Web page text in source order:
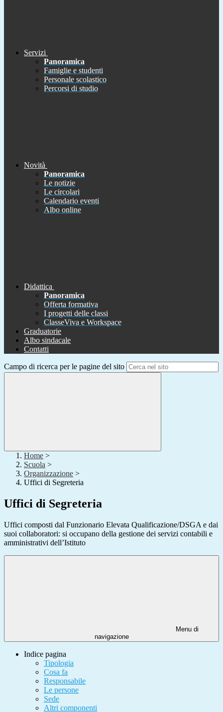
Servizi
Panoramica
Famiglie e studenti
Personale scolastico
Percorsi di studio
Novità
Panoramica
Le notizie
Le circolari
Calendario eventi
Albo online
Didattica
Panoramica
Offerta formativa
I progetti delle classi
ClasseViva e Workspace
Graduatorie
Albo sindacale
Contatti
Campo di ricerca per le pagine del sito
Home >
Scuola >
Organizzazione >
Uffici di Segreteria
Uffici di Segreteria
Uffici composti dal Funzionario Elevata Qualificazione/DSGA e dai
suoi collaboratori: si occupano della gestione dei servizi contabili e
amministrativi dell’Istituto
Menu di
navigazione
Indice pagina
Tipologia
Cosa fa
Responsabile
Le persone
Sede
Altri componenti